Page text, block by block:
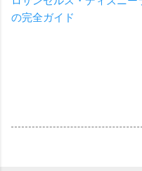
の完全ガイド